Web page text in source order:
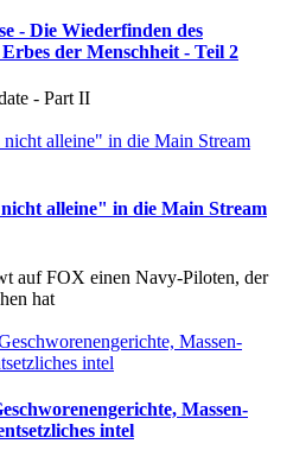
- Die Wiederfinden des
der Menschheit - Teil 2
- Part II
alleine" in die Main Stream
auf FOX einen Navy-Piloten, der
hat
Massen-
intel